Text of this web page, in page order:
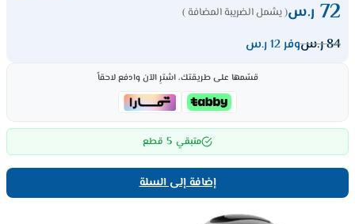
72 ر.س( يشمل الضريبة المضافة )
84ر.سوفر 12 ر.س
قسّمها على طريقتك، اشترِ الآن وادفع لاحقاً
متبقي 5 قطع
إضافة إلى السلة